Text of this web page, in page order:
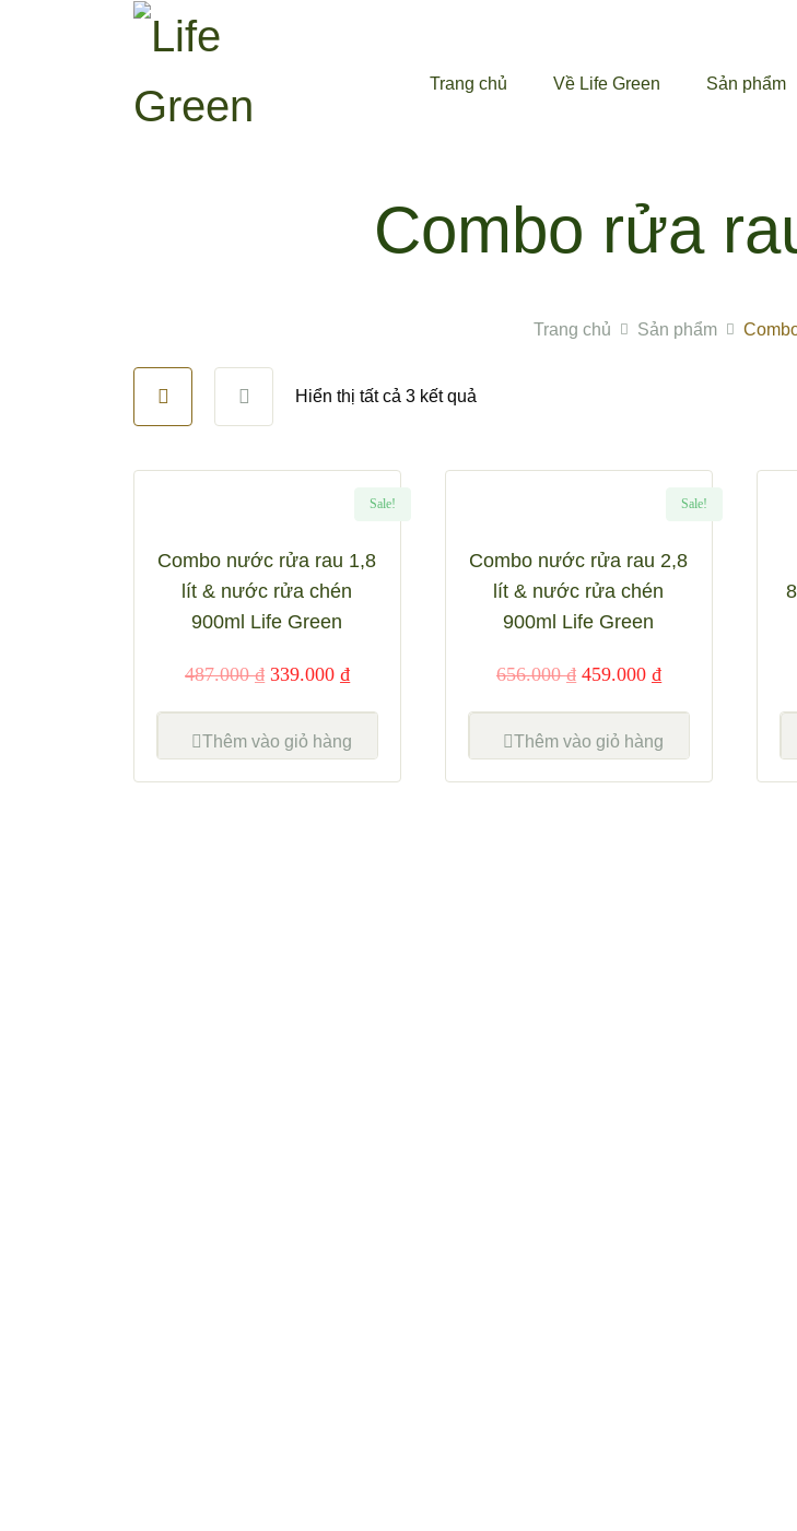
Trang chủ Về Life Green Sản phẩm
Combo rửa
Trang chủ Sản phẩm
Hiển thị tất cả 3 kết quả
Sale!
Combo nước rửa rau 1,8
lít & nước rửa chén
900ml Life Green
487.000₫ 339.000 ₫
Thêm vào giỏ hàng Xem nhanh
Sale!
Combo nước rửa rau 2,8
lít & nước rửa chén
900ml Life Green
656.000₫ 459.000 ₫
Thêm vào giỏ hàng Xem